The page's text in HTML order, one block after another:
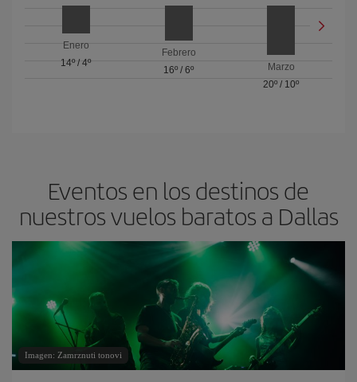
Enero
14º/4º
Febrero
16º / 6º
Marzo
20º / 10º
Eventos en los destinos de
nuestros vuelos baratos a Dallas
Imagen: Zamrznuti tonovi